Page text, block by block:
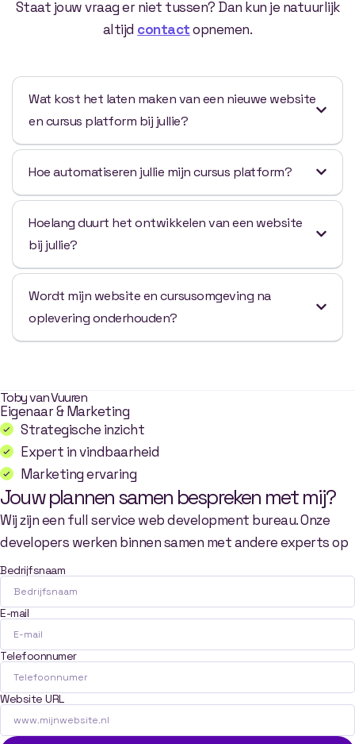
Staat jouw vraag er niet tussen? Dan kun je natuurlijk
altijd contactopnemen.
Wat kost het laten maken van een nieuwe website
en cursus platform bij jullie?
Hoe automatiseren jullie mijn cursus platform?
Hoelang duurt het ontwikkelen van een website
bij jullie?
Wordt mijn website en cursusomgeving na
oplevering onderhouden?
Toby van Vuuren
Eigenaar & Marketing
Strategische inzicht
Expert in vindbaarheid
Marketing ervaring
Jouw plannen samen bespreken met mij?
Wij zijn een full service web development bureau. Onze
developers werken binnen samen met andere experts op
Bedrijfsnaam
E-mail
Telefoonnumer
Website URL